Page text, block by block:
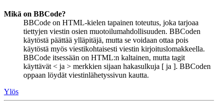
Mikä on BBCode?
BBCode on HTML-kielen tapainen toteutus, joka tarjoaa
tiettyjen viestin osien muotoilumahdollisuuden. BBCoden
käytöstä päättää ylläpitäjä, mutta se voidaan ottaa pois
käytöstä myös viestikohtaisesti viestin kirjoituslomakkeella.
BBCode itsessään on HTML:n kaltainen, mutta tagit
käyttävät < ja > merkkien sijaan hakasulkuja [ ja ]. BBCoden
oppaan löydät viestinlähetyssivun kautta.
Ylös